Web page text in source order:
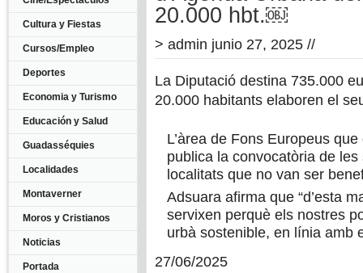
Cultura y Fiestas
Cursos/Empleo
Deportes
Economia y Turismo
Educación y Salud
Guadasséquies
Localidades
Montaverner
Moros y Cristianos
Noticias
Portada
20.000 hbt.￼
> admin junio 27, 2025 //
La Diputació destina 735.000
20.000 habitants elaboren el
L’àrea de Fons Europeus
publica la convocatòria de
localitats que no van ser
Adsuara afirma que “d’esta
servixen perquè els nostres
urbà sostenible, en línia amb
27/06/2025